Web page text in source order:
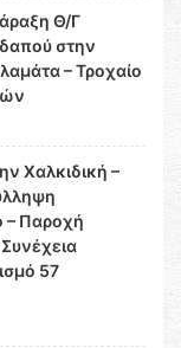
Θ/Γ
στην
– Τροχαίο
Χαλκιδική –
– Παροχή
57